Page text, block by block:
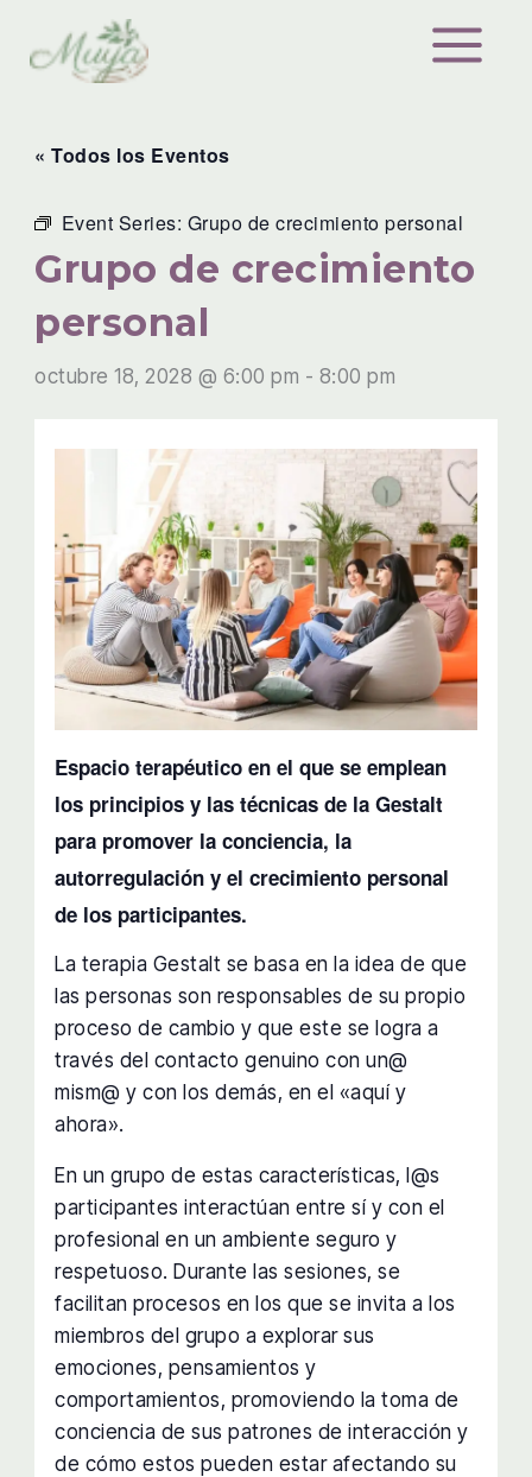
contenido
« Todos los Eventos
Event Series: Grupo de crecimiento personal
Grupo de crecimiento
personal
octubre 18, 2028 @ 6:00 pm - 8:00 pm
Espacio terapéutico en el que se emplean
los principios y las técnicas de la Gestalt
para promover la conciencia, la
autorregulación y el crecimiento personal
de los participantes.
La terapia Gestalt se basa en la idea de que
las personas son responsables de su propio
proceso de cambio y que este se logra a
través del contacto genuino con un@
mism@ y con los demás, en el «aquí y
ahora».
En un grupo de estas características, l@s
participantes interactúan entre sí y con el
profesional en un ambiente seguro y
respetuoso. Durante las sesiones, se
facilitan procesos en los que se invita a los
miembros del grupo a explorar sus
emociones, pensamientos y
comportamientos, promoviendo la toma de
conciencia de sus patrones de interacción y
de cómo estos pueden estar afectando su